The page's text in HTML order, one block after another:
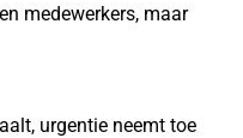
medewerkers, maar
urgentie neemt toe